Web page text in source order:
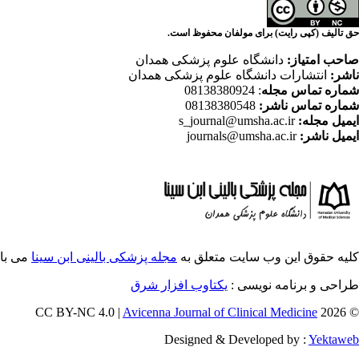
حق تالیف (کپی رایت) برای مولفان محفوظ است.
صاحب امتیاز: دانشگاه علوم پزشکی همدان
ناشر: انتشارات دانشگاه علوم پزشکی همدان
شماره تماس مجله: 08138380924
شماره تماس ناشر:
ایمیل مجله: s_journal@umsha.ac.ir
ایمیل ناشر: journals@umsha.ac.ir
کلیه حقوق این وب سایت متعلق به مجله پزشکی بالینی ابن سینا می
طراحی و برنامه نویسی : یکتاوب افزار شرق
© 2026 CC BY-NC 4.0 |
Avicenna Journal of Clinical Medicine
Designed & Developed by : Yektaweb